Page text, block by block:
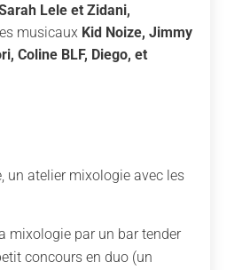
Lele et Zidani,
musicaux Kid Noize, Jimmy
Coline BLF, Diego, et
un atelier mixologie avec les
mixologie par un bar tender
concours en duo (un